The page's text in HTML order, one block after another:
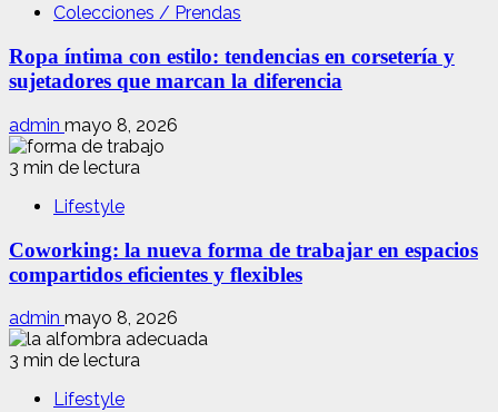
Colecciones / Prendas
Ropa íntima con estilo: tendencias en corsetería y
sujetadores que marcan la diferencia
admin mayo 8, 2026
3 min de lectura
Lifestyle
Coworking: la nueva forma de trabajar en espacios
compartidos eficientes y flexibles
admin mayo 8, 2026
3 min de lectura
Lifestyle